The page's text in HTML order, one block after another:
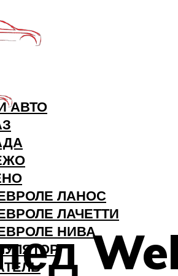
АВТО
ЛАНОС
ЛАЧЕТТИ
НИВА